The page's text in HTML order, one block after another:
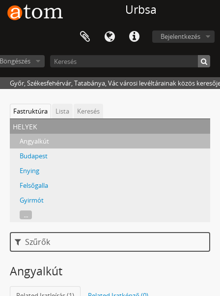
Urbsa
Bejelentkezés
Győr, Székesfehérvár, Tatabánya, Vác városi levéltárainak közös
Fastruktúra Lista Keresés
helyek
Angyalkút
Budapest
Enying
Felsőgalla
Gyirmót
...
Szűrők
Angyalkút